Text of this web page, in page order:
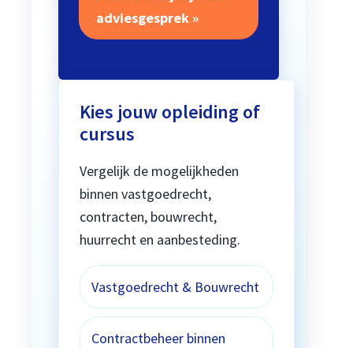
adviesgesprek »
Kies jouw opleiding of
cursus
Vergelijk de mogelijkheden
binnen vastgoedrecht,
contracten, bouwrecht,
huurrecht en aanbesteding.
Vastgoedrecht & Bouwrecht
Contractbeheer binnen